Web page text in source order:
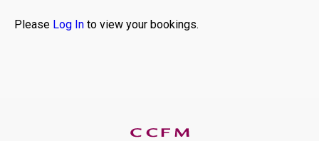
Please Log In to view your bookings.